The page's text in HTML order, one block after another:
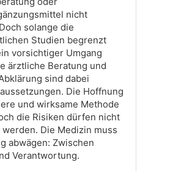
nicht
solange die
Studien begrenzt
vorsichtiger Umgang
ärztliche Beratung und
sind dabei
Die Hoffnung
und wirksame Methode
die Risiken dürfen nicht
Die Medizin muss
abwägen: Zwischen
Verantwortung.